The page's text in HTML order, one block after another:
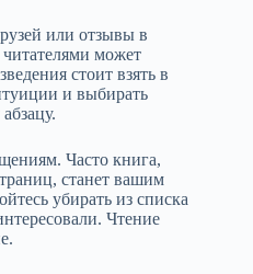
или отзывы в
может
стоит взять в
и выбирать
Часто книга,
станет вашим
убирать из списка
Чтение